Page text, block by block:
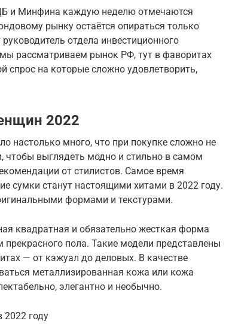
и Минфина каждую неделю отмечаются
рынку остаётся опираться только
отдела инвестиционного
рассматриваем рынок РФ, тут в фаворитах
спрос на которые сложно удовлетворить,
2022
настолько много, что при покупке сложно не
чтобы выглядеть модно и стильно в самом
от стилистов. Самое время
сумки станут настоящими хитами в 2022 году.
формами и текстурами.
квадратная и обязательно жесткая форма
пола. Такие модели представлены
— от кэжуал до деловых. В качестве
металлизированная кожа или кожа
элегантно и необычно.
2022 году